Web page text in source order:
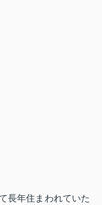
長年住まわれていた